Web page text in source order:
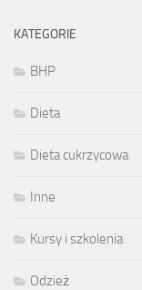
KATEGORIE
BHP
Dieta
Dieta cukrzycowa
Inne
Kursy i szkolenia
Odzież